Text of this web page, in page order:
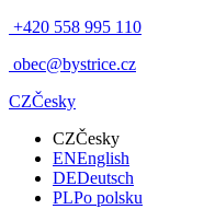
+420 558 995 110
obec@bystrice.cz
CZČesky
CZČesky
ENEnglish
DEDeutsch
PLPo polsku